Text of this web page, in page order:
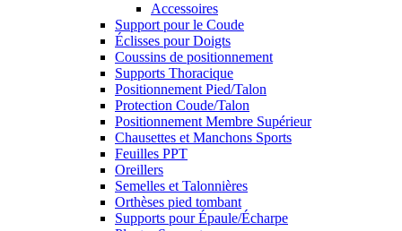
Accessoires
Support pour le Coude
Éclisses pour Doigts
Coussins de positionnement
Supports Thoracique
Positionnement Pied/Talon
Protection Coude/Talon
Positionnement Membre Supérieur
Chausettes et Manchons Sports
Feuilles PPT
Oreillers
Semelles et Talonnières
Orthèses pied tombant
Supports pour Épaule/Écharpe